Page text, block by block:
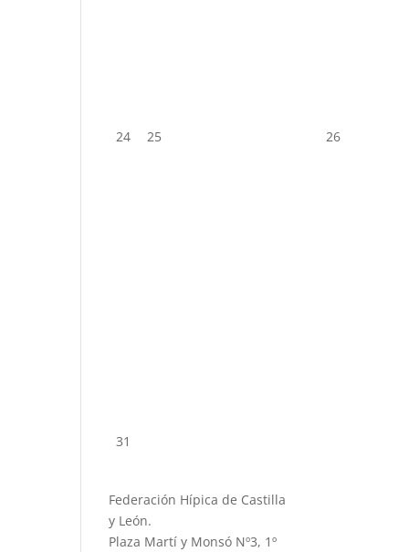
24 25 26
31
Federación Hípica de Castilla
y León.
Plaza Martí y Monsó Nº3, 1º